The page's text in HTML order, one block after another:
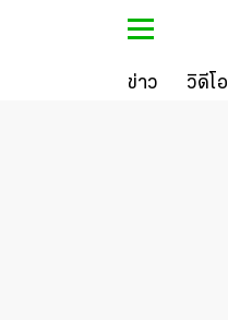
ข่าว วิดีโอ